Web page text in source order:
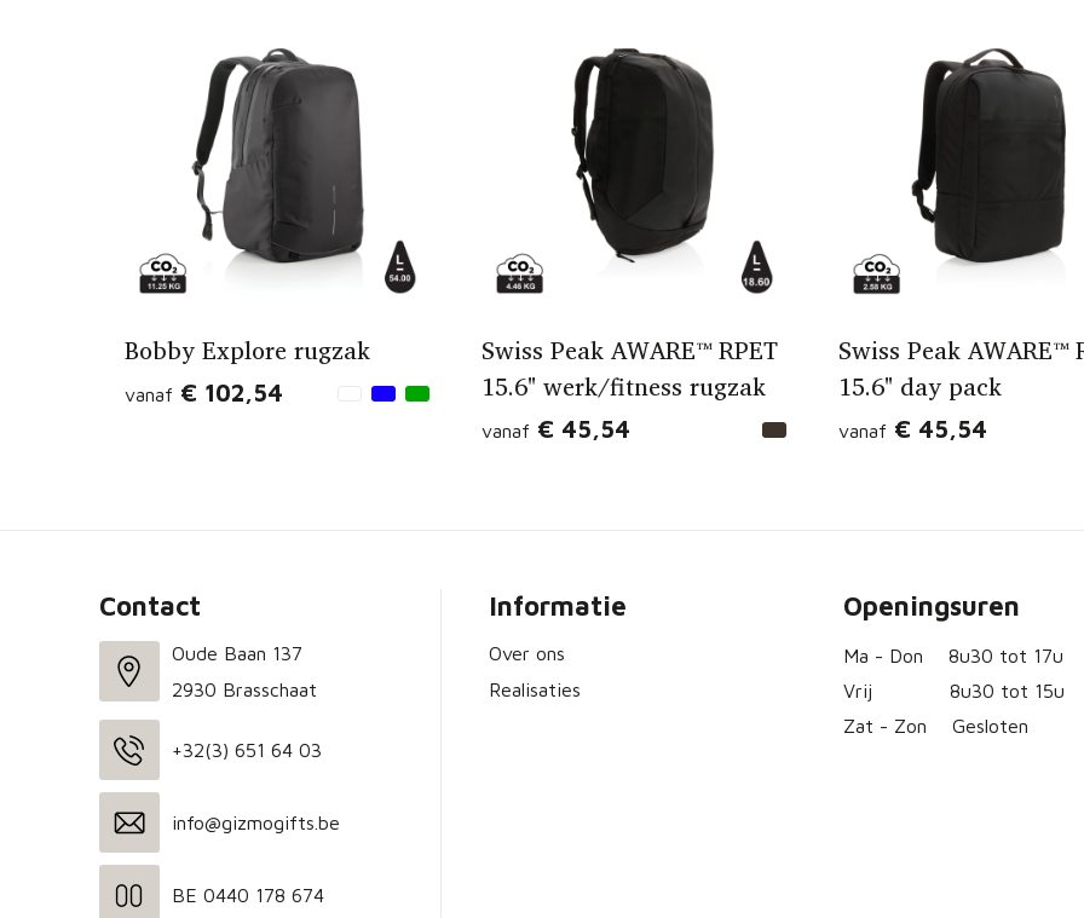
Bobby Explore rugzak
vanaf € 102,54
Swiss Peak AWARE™ RPET
15.6" werk/fitness rugzak
vanaf € 45,54
Swiss Peak AWARE™
15.6" day pack
vanaf € 45,54
Contact
Oude Baan 137
2930 Brasschaat
+32(3) 651 64 03
info@gizmogifts.be
BE 0440 178 674
Informatie
Over ons
Realisaties
Openingsuren
Ma - Don
8u30 tot 17u
Vrij
8u30 tot 15u
Zat - Zon
Gesloten